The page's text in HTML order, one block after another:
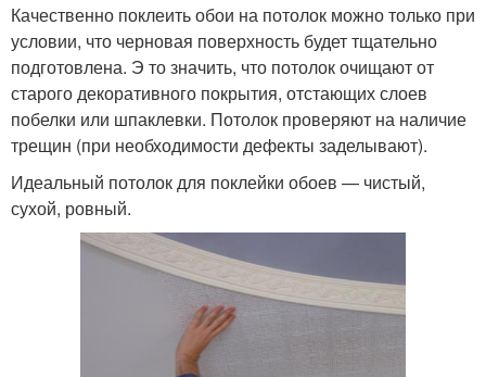
Качественно поклеить обои на потолок можно только при
условии, что черновая поверхность будет тщательно
подготовлена. Э то значить, что потолок очищают от
старого декоративного покрытия, отстающих слоев
побелки или шпаклевки. Потолок проверяют на наличие
трещин (при необходимости дефекты заделывают).
Идеальный потолок для поклейки обоев — чистый,
сухой, ровный.